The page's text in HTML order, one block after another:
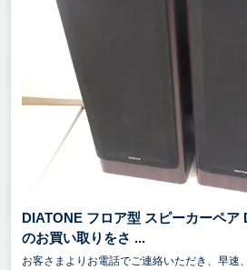
DIATONE フロア型 スピーカーペア
のお買い取りをさ ...
お客さまよりお電話でご連絡いただき、早速